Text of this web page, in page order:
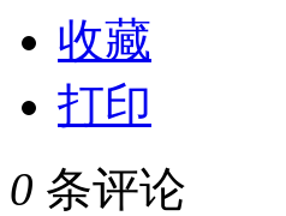
收藏
打印
0 条评论